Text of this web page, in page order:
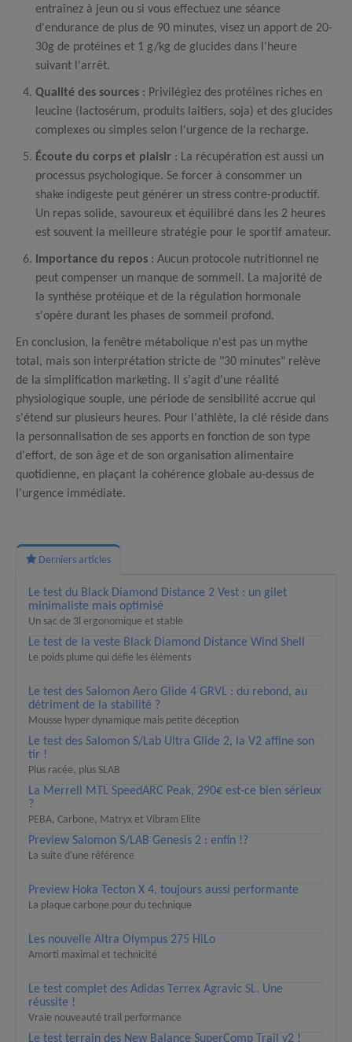
entraînez à jeun ou si vous effectuez une séance
d'endurance de plus de 90 minutes, visez un apport de 20-
30g de protéines et 1 g/kg de glucides dans l'heure
suivant l'arrêt.
Qualité des sources : Privilégiez des protéines riches en
leucine (lactosérum, produits laitiers, soja) et des glucides
complexes ou simples selon l'urgence de la recharge.
Écoute du corps et plaisir : La récupération est aussi un
processus psychologique. Se forcer à consommer un
shake indigeste peut générer un stress contre-productif.
Un repas solide, savoureux et équilibré dans les 2 heures
est souvent la meilleure stratégie pour le sportif amateur.
Importance du repos : Aucun protocole nutritionnel ne
peut compenser un manque de sommeil. La majorité de
la synthèse protéique et de la régulation hormonale
s'opère durant les phases de sommeil profond.
En conclusion, la fenêtre métabolique n'est pas un mythe
total, mais son interprétation stricte de "30 minutes" relève
de la simplification marketing. Il s'agit d'une réalité
physiologique souple, une période de sensibilité accrue qui
s'étend sur plusieurs heures. Pour l'athlète, la clé réside dans
la personnalisation de ses apports en fonction de son type
d'effort, de son âge et de son organisation alimentaire
quotidienne, en plaçant la cohérence globale au-dessus de
l'urgence immédiate.
Derniers articles
Le test du Black Diamond Distance 2 Vest : un gilet
minimaliste mais optimisé
Un sac de 3l ergonomique et stable
Le test de la veste Black Diamond Distance Wind Shell
Le poids plume qui défie les éléments
Le test des Salomon Aero Glide 4 GRVL : du rebond, au
détriment de la stabilité ?
Mousse hyper dynamique mais petite déception
Le test des Salomon S/Lab Ultra Glide 2, la V2 affine son
tir !
Plus racée, plus SLAB
La Merrell MTL SpeedARC Peak, 290€ est-ce bien sérieux
?
PEBA, Carbone, Matryx et Vibram Elite
Preview Salomon S/LAB Genesis 2 : enfin !?
La suite d'une référence
Preview Hoka Tecton X 4, toujours aussi performante
La plaque carbone pour du technique
Les nouvelle Altra Olympus 275 HiLo
Amorti maximal et technicité
Le test complet des Adidas Terrex Agravic SL. Une
réussite !
Vraie nouveauté trail performance
Le test terrain des New Balance SuperComp Trail v2 !